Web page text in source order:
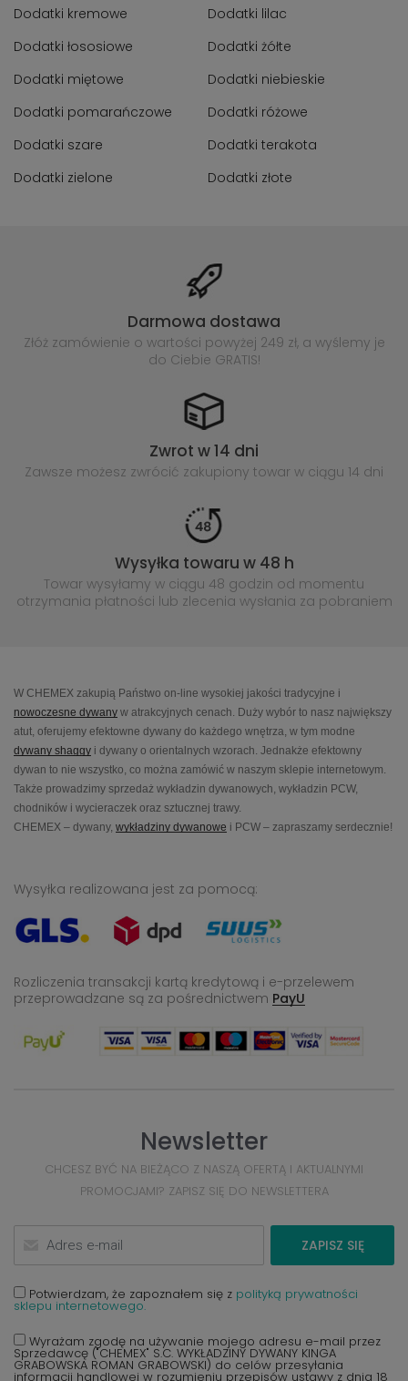
Dodatki kremowe
Dodatki lilac
Dodatki łososiowe
Dodatki żółte
Dodatki miętowe
Dodatki niebieskie
Dodatki pomarańczowe
Dodatki różowe
Dodatki szare
Dodatki terakota
Dodatki zielone
Dodatki złote
Darmowa dostawa
Złóż zamówienie o wartości powyżej 249 zł, a wyślemy je
do Ciebie GRATIS!
Zwrot w 14 dni
Zawsze możesz zwrócić zakupiony towar w ciągu 14 dni
Wysyłka towaru w 48 h
Towar wysyłamy w ciągu 48 godzin od momentu
otrzymania płatności lub zlecenia wysłania za pobraniem
W CHEMEX zakupią Państwo on-line wysokiej jakości tradycyjne i
nowoczesne dywany w atrakcyjnych cenach. Duży wybór to nasz największy
atut, oferujemy efektowne dywany do każdego wnętrza, w tym modne
dywany shaggy i dywany o orientalnych wzorach. Jednakże efektowny
dywan to nie wszystko, co można zamówić w naszym sklepie internetowym.
Także prowadzimy sprzedaż wykładzin dywanowych, wykładzin PCW,
chodników i wycieraczek oraz sztucznej trawy.
CHEMEX – dywany, wykładziny dywanowe i PCW – zapraszamy serdecznie!
Wysyłka realizowana jest za pomocą:
Rozliczenia transakcji kartą kredytową i e-przelewem
przeprowadzane są za pośrednictwem PayU
Newsletter
CHCESZ BYĆ NA BIEŻĄCO Z NASZĄ OFERTĄ I AKTUALNYMI
PROMOCJAMI? ZAPISZ SIĘ DO NEWSLETTERA
ZAPISZ SIĘ
Potwierdzam, że zapoznałem się z polityką prywatności
sklepu internetowego.
Wyrażam zgodę na używanie mojego adresu e-mail przez
Sprzedawcę ("CHEMEX" S.C. WYKŁADZINY DYWANY KINGA
GRABOWSKA ROMAN GRABOWSKI) do celów przesyłania
informacji handlowej w rozumieniu przepisów ustawy z dnia 18